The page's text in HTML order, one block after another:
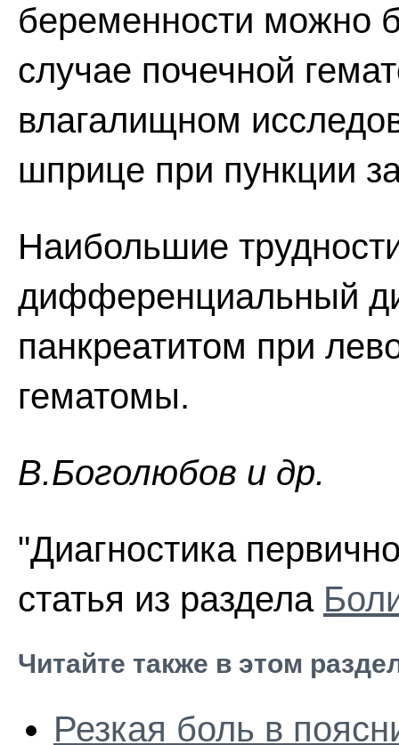
беременности можно
случае почечной
влагалищном
шприце при пункции
Наибольшие
дифференциальный
панкреатитом при
гематомы.
В.Боголюбов и др.
"Диагностика
статья из раздела
Читайте также в этом
Резкая боль в